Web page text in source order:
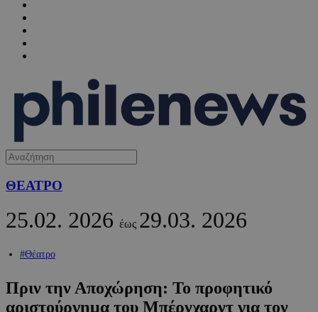
ΘΕΑΤΡΟ
25.02. 2026 έως 29.03. 2026
#Θέατρο
Πριν την Αποχώρηση: Το προφητικό
αριστούργημα του Μπέρνχαρντ για τον